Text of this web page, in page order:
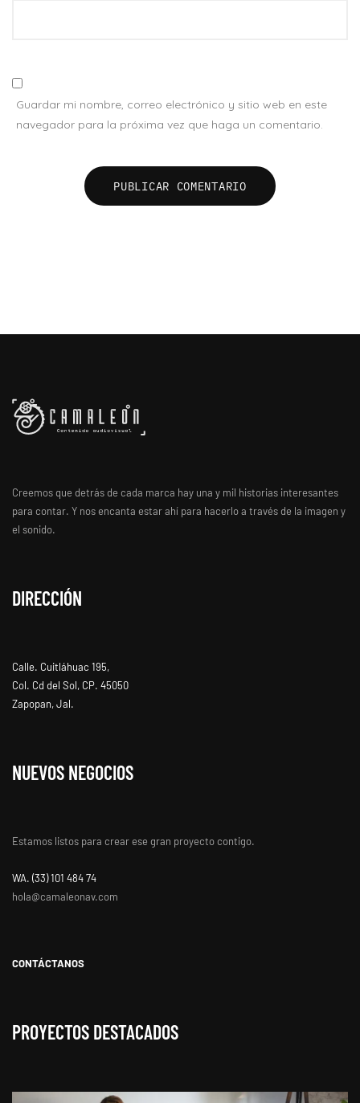
Guardar mi nombre, correo electrónico y sitio web en este
navegador para la próxima vez que haga un comentario.
Creemos que detrás de cada marca hay una y mil historias interesantes
para contar. Y nos encanta estar ahí para hacerlo a través de la imagen y
el sonido.
DIRECCIÓN
Calle. Cuitláhuac 195,
Col. Cd del Sol, CP. 45050
Zapopan, Jal.
NUEVOS NEGOCIOS
Estamos listos para crear ese gran proyecto contigo.
WA. ‭(33) 101 484 74
hola@camaleonav.com
CONTÁCTANOS
PROYECTOS DESTACADOS